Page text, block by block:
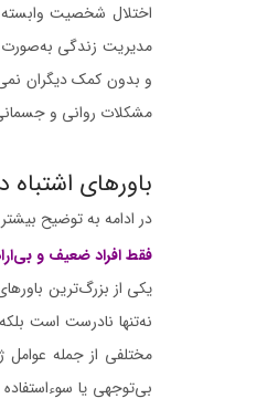
اختلال شخصیت وابسته
مدیریت زندگی به‌صورت
و بدون کمک دیگران
مشکلات روانی و
باورهای
در ادامه به توضیح
فقط افراد ضعیف و
یکی از بزرگ‌ترین
نه‌تنها نادرست است
مختلفی از جمله عوامل
بی‌توجهی یا